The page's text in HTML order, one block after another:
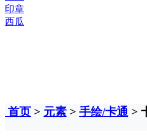
印章
西瓜
首页 > 元素 > 手绘/卡通 >